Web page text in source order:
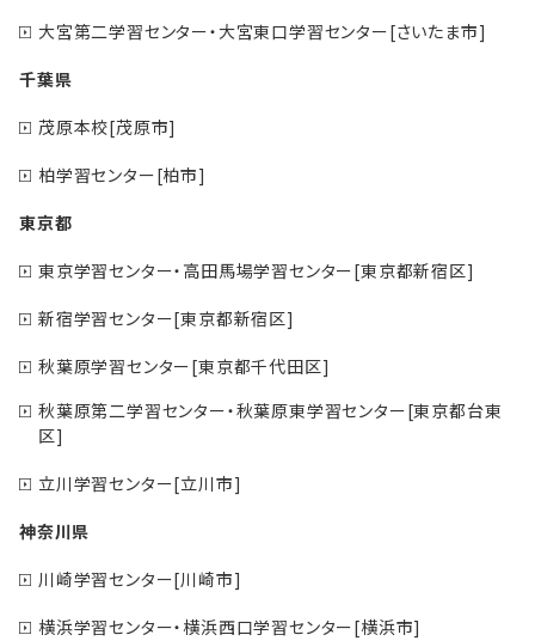
大宮第二学習センター・大宮東口学習センター[さいたま市]
千葉県
茂原本校[茂原市]
柏学習センター[柏市]
東京都
東京学習センター・高田馬場学習センター[東京都新宿区]
新宿学習センター[東京都新宿区]
秋葉原学習センター[東京都千代田区]
秋葉原第二学習センター・秋葉原東学習センター[東京都台東
区]
立川学習センター[立川市]
神奈川県
川崎学習センター[川崎市]
横浜学習センター・横浜西口学習センター[横浜市]